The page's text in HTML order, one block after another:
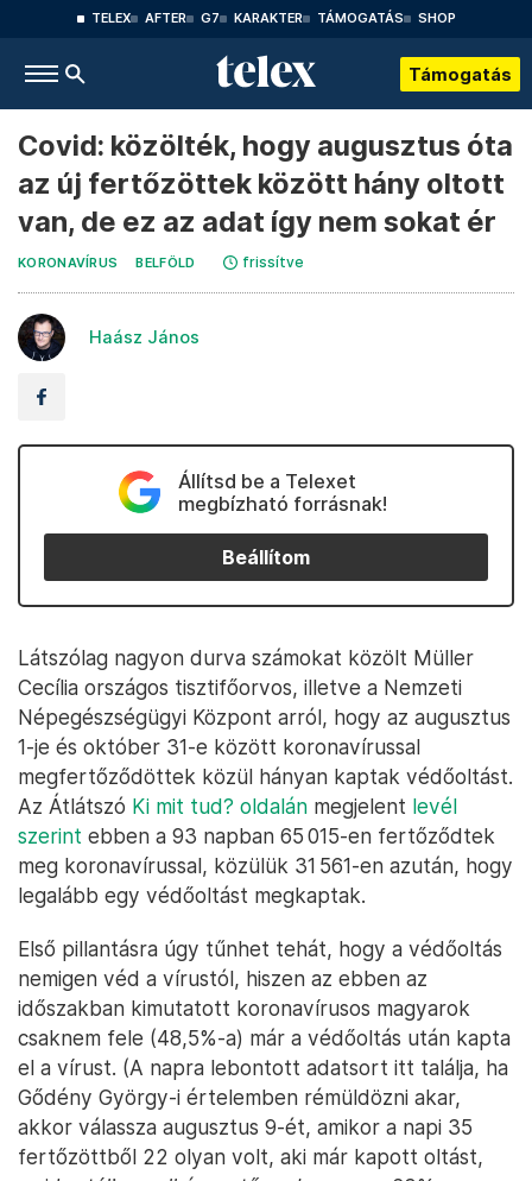
TELEX AFTER G7 KARAKTER TÁMOGATÁS SHOP
Támogatás
Covid: közölték, hogy augusztus óta
az új fertőzöttek között hány oltott
van, de ez az adat így nem sokat ér
KORONAVÍRUS BELFÖLD frissítve
Haász János
Állítsd be a Telexet
megbízható forrásnak!
Beállítom
Látszólag nagyon durva számokat közölt Müller
Cecília országos tisztifőorvos, illetve a Nemzeti
Népegészségügyi Központ arról, hogy az augusztus
1-je és október 31-e között koronavírussal
megfertőződöttek közül hányan kaptak védőoltást.
Az Átlátszó Ki mit tud? oldalán megjelent levél
szerint ebben a 93 napban 65 015-en fertőződtek
meg koronavírussal, közülük 31 561-en azután, hogy
legalább egy védőoltást megkaptak.
Első pillantásra úgy tűnhet tehát, hogy a védőoltás
nemigen véd a vírustól, hiszen az ebben az
időszakban kimutatott koronavírusos magyarok
csaknem fele (48,5%-a) már a védőoltás után kapta
el a vírust. (A napra lebontott adatsort itt találja, ha
Gődény György-i értelemben rémüldözni akar,
akkor válassza augusztus 9-ét, amikor a napi 35
fertőzöttből 22 olyan volt, aki már kapott oltást,